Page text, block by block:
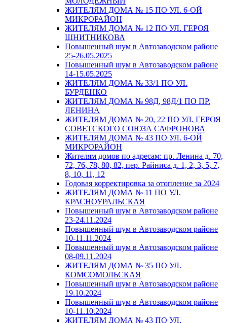
ЖИТЕЛЯМ ДОМА № 15 ПО УЛ. 6-ОЙ
МИКРОРАЙОН
ЖИТЕЛЯМ ДОМА № 12 ПО УЛ. ГЕРОЯ
ШНИТНИКОВА
Повышенный шум в Автозаводском районе
25-26.05.2025
Повышенный шум в Автозаводском районе
14-15.05.2025
ЖИТЕЛЯМ ДОМА № 33/1 ПО УЛ.
БУРДЕНКО
ЖИТЕЛЯМ ДОМА № 98Д, 98Д/1 ПО ПР.
ЛЕНИНА
ЖИТЕЛЯМ ДОМА № 20, 22 ПО УЛ. ГЕРОЯ
СОВЕТСКОГО СОЮЗА САФРОНОВА
ЖИТЕЛЯМ ДОМА № 43 ПО УЛ. 6-ОЙ
МИКРОРАЙОН
Жителям домов по адресам: пр. Ленина д. 70,
72, 76, 78, 80, 82, пер. Райниса д. 1, 2, 3, 5, 7,
8, 10, 11, 12
Годовая корректировка за отопление за 2024
ЖИТЕЛЯМ ДОМА № 11 ПО УЛ.
КРАСНОУРАЛЬСКАЯ
Повышенный шум в Автозаводском районе
23-24.11.2024
Повышенный шум в Автозаводском районе
10-11.11.2024
Повышенный шум в Автозаводском районе
08-09.11.2024
ЖИТЕЛЯМ ДОМА № 35 ПО УЛ.
КОМСОМОЛЬСКАЯ
Повышенный шум в Автозаводском районе
19.10.2024
Повышенный шум в Автозаводском районе
10-11.10.2024
ЖИТЕЛЯМ ДОМА № 43 ПО УЛ.